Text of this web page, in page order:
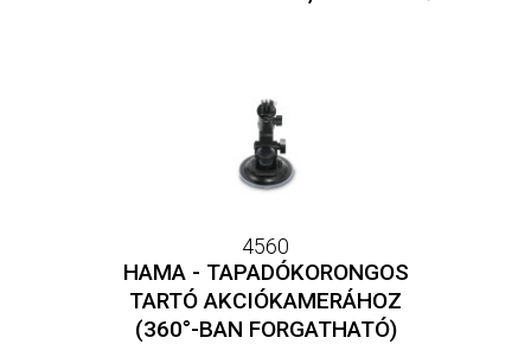
4560
HAMA - TAPADÓKORONGOS
TARTÓ AKCIÓKAMERÁHOZ
(360°-BAN FORGATHATÓ)